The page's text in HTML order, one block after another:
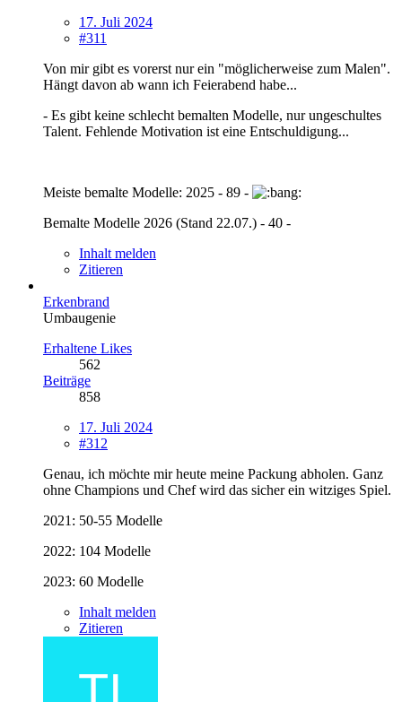
17. Juli 2024
#311
Von mir gibt es vorerst nur ein "möglicherweise zum Malen".
Hängt davon ab wann ich Feierabend habe...
- Es gibt keine schlecht bemalten Modelle, nur ungeschultes
Talent. Fehlende Motivation ist eine Entschuldigung...
Meiste bemalte Modelle: 2025 - 89 -
Bemalte Modelle 2026 (Stand 22.07.) - 40 -
Inhalt melden
Zitieren
Erkenbrand
Umbaugenie
Erhaltene Likes
562
Beiträge
858
17. Juli 2024
#312
Genau, ich möchte mir heute meine Packung abholen. Ganz
ohne Champions und Chef wird das sicher ein witziges Spiel.
2021: 50-55 Modelle
2022: 104 Modelle
2023: 60 Modelle
Inhalt melden
Zitieren